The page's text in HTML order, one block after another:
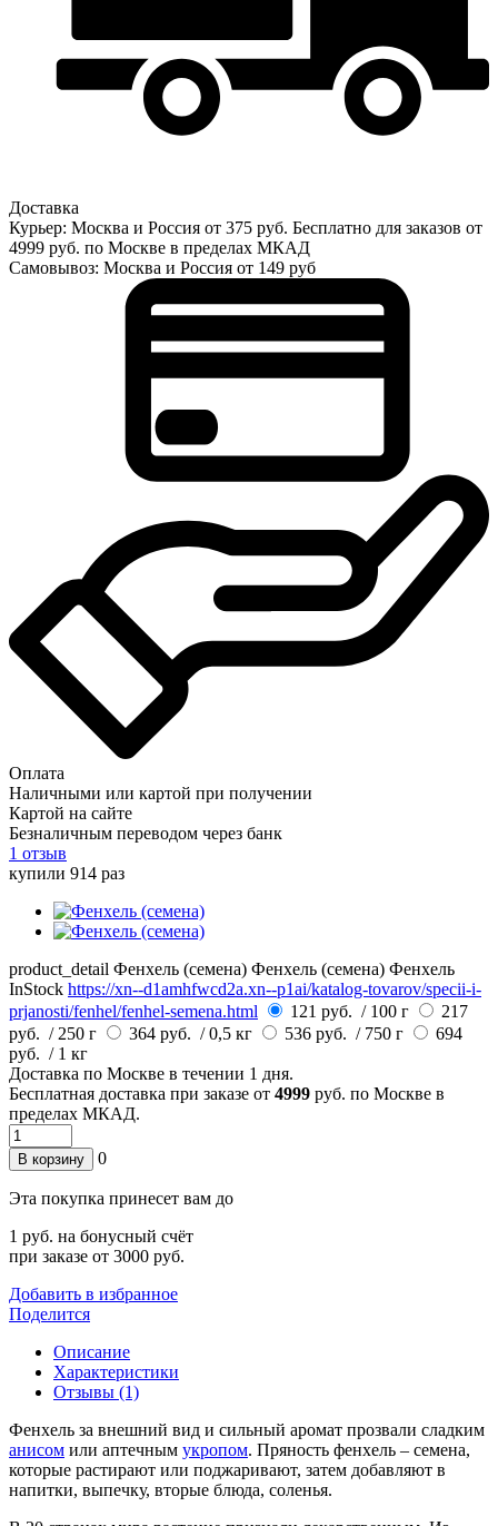
Доставка
Курьер: Москва и Россия от 375 руб. Бесплатно для заказов от
4999 руб. по Москве в пределах МКАД
Самовывоз: Москва и Россия от 149 руб
Оплата
Наличными или картой при получении
Картой на сайте
Безналичным переводом через банк
1 отзыв
купили 914 раз
product_detail Фенхель (семена) Фенхель (семена) Фенхель
InStock https://xn--d1amhfwcd2a.xn--p1ai/katalog-tovarov/specii-i-
prjanosti/fenhel/fenhel-semena.html
121 руб. / 100 г
217
руб. / 250 г 364 руб. / 0,5 кг 536 руб. / 750 г
694
руб. / 1 кг
Доставка по Москве в течении 1 дня.
Бесплатная доставка при заказе от 4999 руб. по Москве в
пределах МКАД.
В корзину 0
Эта покупка принесет вам до
1 руб. на бонусный счёт
при заказе от 3000 руб.
Добавить в избранное
Поделится
Описание
Характеристики
Отзывы (1)
Фенхель за внешний вид и сильный аромат прозвали сладким
анисом или аптечным укропом. Пряность фенхель – семена,
которые растирают или поджаривают, затем добавляют в
напитки, выпечку, вторые блюда, соленья.